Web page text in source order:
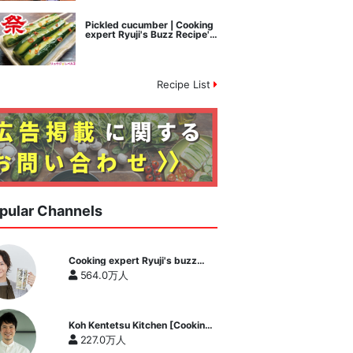
Pickled cucumber | Cooking
expert Ryuji's Buzz Recipe's
recipe transcription
Recipe List
Channels
Cooking expert Ryuji's buzz
recipe
564.0万人
Koh Kentetsu Kitchen [Cooking
expert Koh Kentetsu official
channel]
227.0万人